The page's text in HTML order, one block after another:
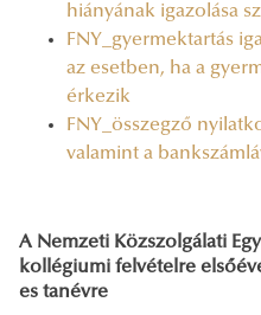
hiányának igazolása
FNY_gyermektartás
az esetben, ha a
érkezik
FNY_összegző
valamint a
A Nemzeti Közszolgálati
kollégiumi felvételre
es tanévre